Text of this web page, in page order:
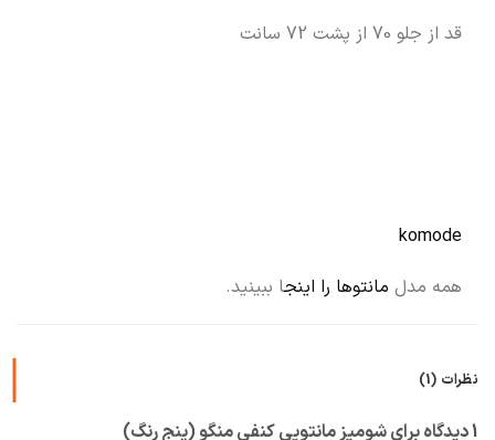
قد از جلو 70 از پشت 72 سانت
komode
همه مدل مانتوها را اینجا ببینید.
نظرات (1)
شومیز مانتویی کنفی منگو (پنج رنگ)